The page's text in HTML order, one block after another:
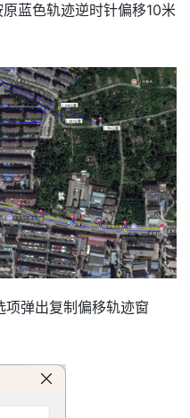
蓝色轨迹逆时针偏移10米
项弹出复制偏移轨迹窗